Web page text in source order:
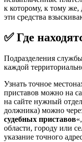
к которому, к тому
эти средства
✅ Где
Подразделения
каждой
Узнать точное
приставов можно на
на сайте нужный
должника) можно
судебных приставов
области, городу или
указание точного